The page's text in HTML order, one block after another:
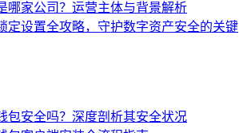
哪家公司？运营主体与背景解析
定设置全攻略，守护数字资产安全的关键
包安全吗？深度剖析其安全状况